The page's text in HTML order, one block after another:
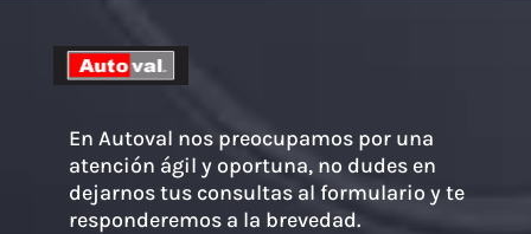
En Autoval nos preocupamos por una
atención ágil y oportuna, no dudes en
dejarnos tus consultas al formulario y te
responderemos a la brevedad.